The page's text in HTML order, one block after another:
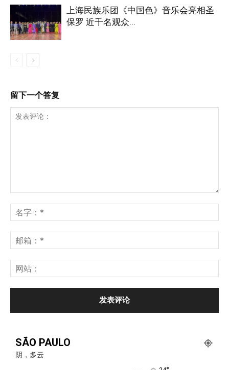
上海民族乐团《中国色》音乐会亮相圣
保罗 近千名观众...
留下一个答复
SÃO PAULO
阴，多云